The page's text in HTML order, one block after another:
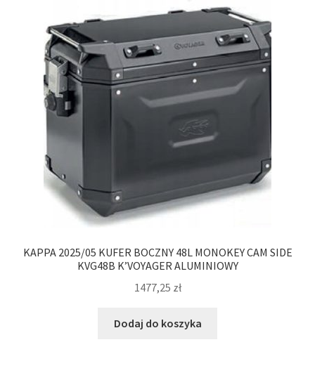
KAPPA 2025/05 KUFER BOCZNY 48L MONOKEY CAM SIDE
KVG48B K’VOYAGER ALUMINIOWY
1477,25 zł
Dodaj do koszyka